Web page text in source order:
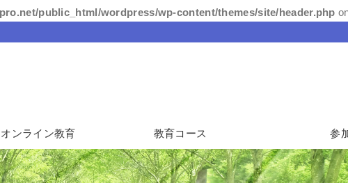
public_html/wordpress/wp-content/themes/site/header.php
ンライン教育 教育コース 参